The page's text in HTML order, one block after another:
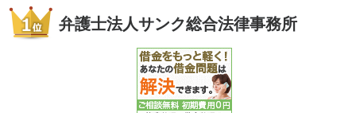
弁護士法人サンク総合法律事務所